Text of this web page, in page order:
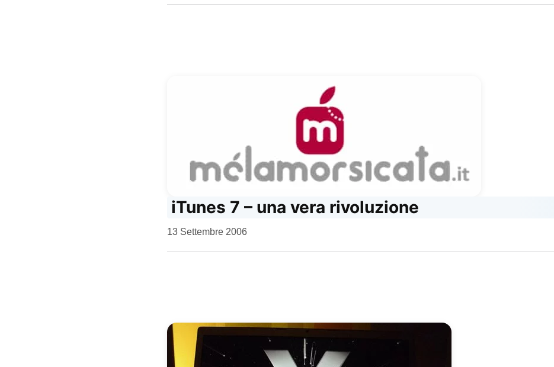
iTunes 7 – una vera rivoluzione
da
13 Settembre 2006